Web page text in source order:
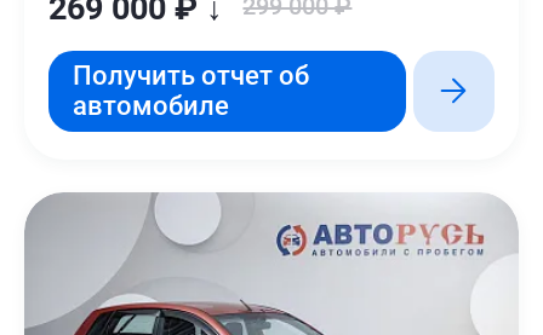
269 000 ₽ ↓ 299 000 ₽
Получить отчет об
автомобиле